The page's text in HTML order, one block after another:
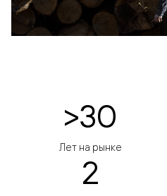
>30
Лет на рынке
2